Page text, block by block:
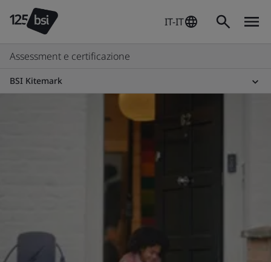
IT-IT
Assessment e certificazione
BSI Kitemark